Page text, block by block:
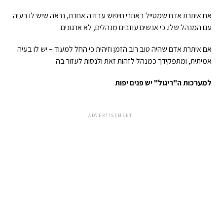
אם איתרת אדם שמטייל באתרי חיפוש עבודה אחרת, נראה שיש לו בעיה
עם המנהל שלו. כי אנשים עוזבים מנהלים, לא ארגונים.
אם איתרת אדם שהיה טוב רוב הזמן וזיהית כי החל למעוד – יש לו בעיה
אמיתית, ומתפקידך כמנהל לזהות זאת ולנסות לעזור בה.
למערכות ה"ריגול" יש פנים יפות
ADVERTISEMENT